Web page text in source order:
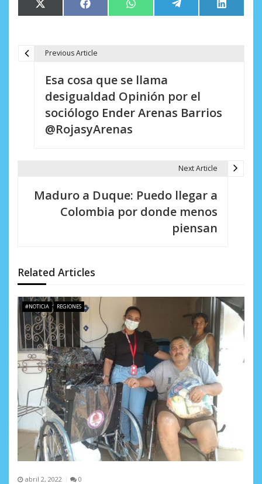
Compartir
en
X
(Twitter)
Compartir
en
Facebook Compartir
en
WhatsApp Compartir
en
Telegram
en
LinkedIn
d
e
e
n
t
a
d
a
s
Previous Article
Esa cosa que se llama
desigualdad Opinión por el
sociólogo Ender Arenas Barrios
@RojasyArenas
Next Article
Maduro a Duque: Puedo llegar a
Colombia por donde menos
piensan
Related Articles
#NOTICIA REGIONES
abril 2, 2022 0